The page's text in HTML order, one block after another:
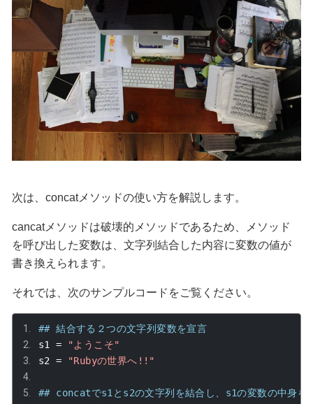
次は、 concatメソッドの使い方を解説します。
cancatメソッドは破壊的メソッドであるため、メソッド
を呼び出した変数は、文字列結合した内容に変数の値が
書き換えられます。
それでは、次のサンプルコードをご覧ください。
## 結合する２つの文字列変数を宣言
s1 =
"ようこそ"
s2 = "Rubyの世界へ!!"
## concatでs1とs2の文字列を結合し、s1の変数の中身を